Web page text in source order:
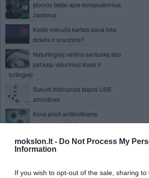
mokslon.lt - Do Not Process My
Information
If you wish to opt-out of the sale, sharing
Įdomūs faktai apie kompiuterinius
žaidimus
Kodėl mėnulis kartais būna toks
didelis ir oranžinis?
Neturtingieji vertina santuoką taip
pat kaip vidurinioji klasė ir
turtingieji
Sukurti didinamos talpos USB
atmintines
Kova prieš antibiotikams
atsparias bakterijas
Paukščių Tako mįslės: penketas
keisčiausių objektų mūsų
Sukurtas tranzistorius iš vieno